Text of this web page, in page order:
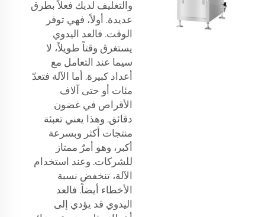
والتغليف لديك فعلاً بطرق
عديدة. أولاً، فهي توفر
الوقت. فالعد اليدوي
يستغرق وقتاً طويلاً، لا
سيما عند التعامل مع
أعداد كبيرة. أما الآلة فتعدّ
مئات أو حتى آلاف
الأقراص في غضون
دقائق. وهذا يعني تعبئة
منتجات أكثر وبسرعة
أكبر، وهو أمرٌ ممتاز
للشركات. وعند استخدام
الآلة، تنخفض نسبة
الأخطاء أيضاً. فالعد
اليدوي قد يؤدي إلى